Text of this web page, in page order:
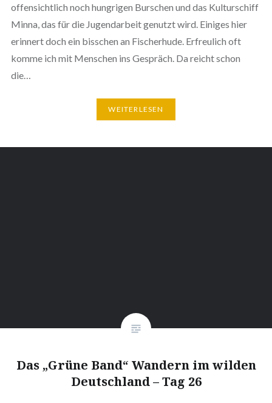
offensichtlich noch hungrigen Burschen und das Kulturschiff
Minna, das für die Jugendarbeit genutzt wird. Einiges hier
erinnert doch ein bisschen an Fischerhude. Erfreulich oft
komme ich mit Menschen ins Gespräch. Da reicht schon
die…
WEITERLESEN
Das „Grüne Band“ Wandern im wilden
Deutschland – Tag 26